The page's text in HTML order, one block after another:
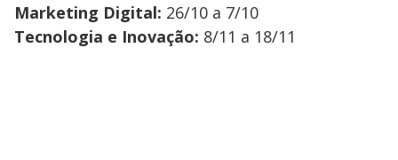
Marketing Digital: 26/10 a 7/10
Tecnologia e Inovação: 8/11 a 18/11